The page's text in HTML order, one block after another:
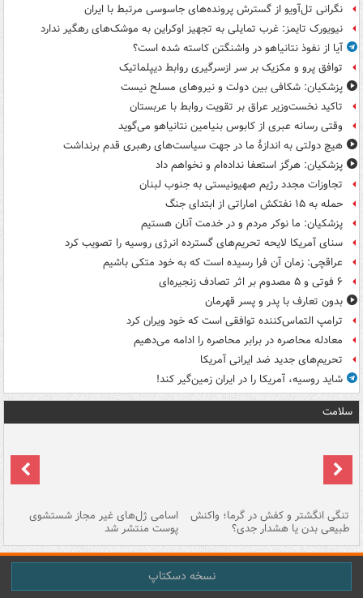
نگرانی تل‌آویو از گسترش پرونده‌های جاسوسی مرتبط با ایران
نیویورک تایمز: غرب تمایلی به تجهیز اوکراین به موشک‌های رهگیر ندارد
آیا از نفوذ نتانیاهو در واشنگتن کاسته شده است؟
توافق پرو و مکزیک بر سر ازسرگیری روابط دیپلماتیک
پزشکیان: شکافی بین دولت و نیروهای مسلح نیست
تاکید نخست‌وزیر عراق بر تقویت روابط با عربستان
وقتی رسانه عبری از کابوس بنیامین نتانیاهو می‌گوید
هیچ دولتی به اندازۀ ما در جهت سیاست‌های رهبری قدم برنداشت
پزشکیان: هرگز استعفا نداده‌ام و نخواهم داد
تجاوزات مجدد رژیم صهیونیستی به جنوب لبنان
حمله به ۱۵ نفتکش‌ اماراتی از ابتدای جنگ
پزشکیان: ما نوکر مردم و در خدمت آنان هستیم
سنای آمریکا لایحه تحریم‌های گسترده انرژی روسیه را تصویب کرد
عراقچی: زمان آن فرا رسیده است که به خود متکی باشیم
۶ فوتی و ۵ مصدوم بر اثر تصادف زنجیره‌ای
بدون تعارف با پدر و پسر قهرمان
ترامپ التماس‌کننده توافقی است که خود ویران کرد
معادله محاصره در برابر محاصره را ادامه می‌دهیم
تحریم‌های جدید ضد ایرانی آمریکا
شاید روسیه، آمریکا را در ایران زمین‌گیر کند!
سلامت
تنگی انگشتر و کفش در گرما؛ واکنش
طبیعی بدن یا هشدار جدی؟
اسامی ژل‌های غیر مجاز شستشوی
پوست منتشر شد
نسخه دسکتاپ